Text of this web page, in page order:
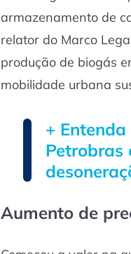
armazenamento de
relator do Marco
produção de biogás
mobilidade urbana
+
Petrobras
Aumento de